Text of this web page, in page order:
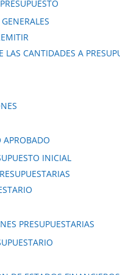
CANTIDADES A
APROBADO
INICIAL
PRESUPUESTARIAS